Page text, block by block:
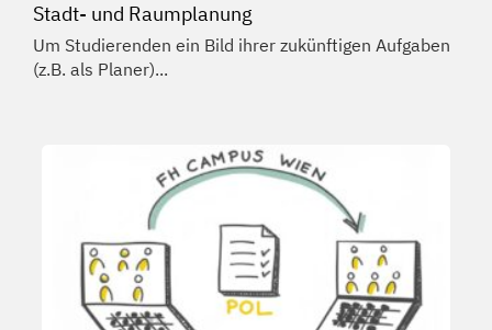
Stadt- und Raumplanung
Um Studierenden ein Bild ihrer zukünftigen Aufgaben
(z.B. als Planer)...